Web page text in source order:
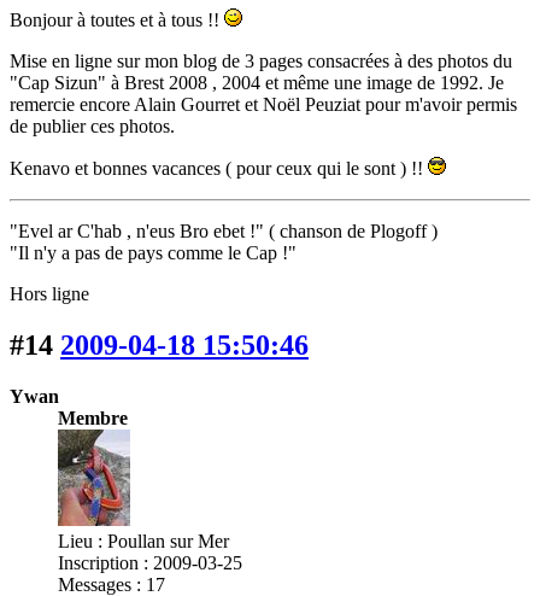
Bonjour à toutes et à tous !!
Mise en ligne sur mon blog de 3 pages consacrées à des photos du
"Cap Sizun" à Brest 2008 , 2004 et même une image de 1992. Je
remercie encore Alain Gourret et Noël Peuziat pour m'avoir permis
de publier ces photos.
Kenavo et bonnes vacances ( pour ceux qui le sont ) !!
"Evel ar C'hab , n'eus Bro ebet !" ( chanson de Plogoff )
"Il n'y a pas de pays comme le Cap !"
Hors ligne
#14 2009-04-18 15:50:46
Ywan
Membre
Lieu : Poullan sur Mer
Inscription : 2009-03-25
Messages : 17